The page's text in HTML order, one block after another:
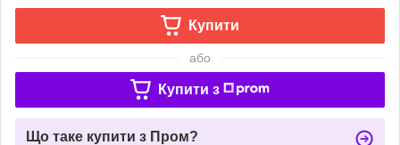
Купити
або
Купити з
Що таке купити з Пром?